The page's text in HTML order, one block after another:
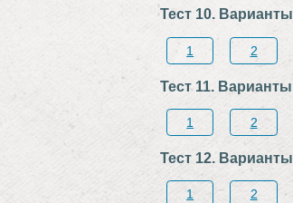
Тест 10. Варианты
1 2
Тест 11. Варианты
1 2
Тест 12. Варианты
1 2